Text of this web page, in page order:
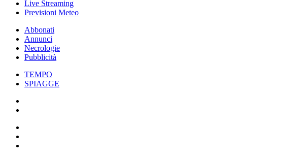
Live Streaming
Previsioni Meteo
Abbonati
Annunci
Necrologie
Pubblicità
TEMPO
SPIAGGE